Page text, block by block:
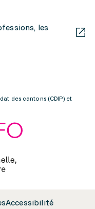
les
des cantons (CDIP) et
Accessibilité